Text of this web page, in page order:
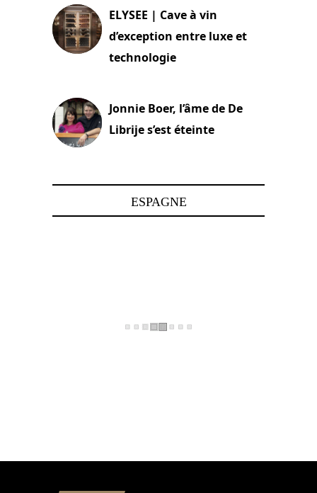
ELYSEE | Cave à vin
d’exception entre luxe et
technologie
Jonnie Boer, l’âme de De
Librije s’est éteinte
ESPAGNE